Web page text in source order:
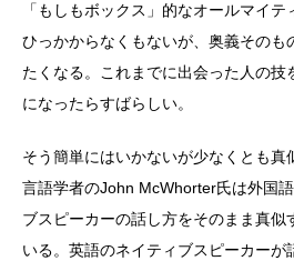
「もしもボックス」的なオールマイ
ひっかからなくもないが、奥義そのも
たくなる。これまでに出会った人の技
になったらすばらしい。
そう簡単にはいかないが少なくとも真
言語学者のJohn McWhorter氏は外国
ブスピーカーの話し方をそのまま真似
いる。英語のネイティブスピーカーが